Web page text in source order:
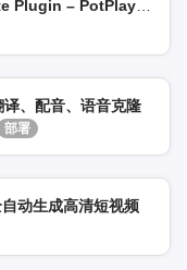
、配音、语音克隆
部署
动生成高清短视频